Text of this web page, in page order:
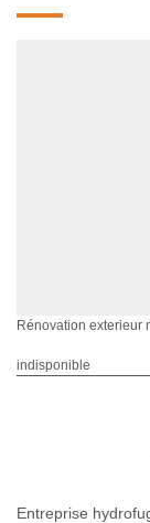
Rénovation exterieur
indisponible
Entreprise